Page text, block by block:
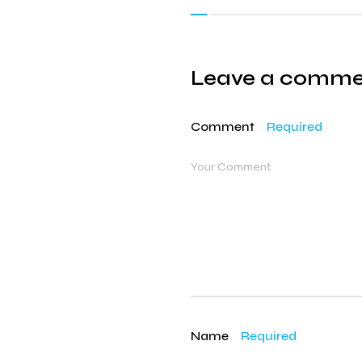
Leave a
Comment Required
Name Required